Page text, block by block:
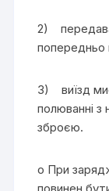
2)
попередньо
3) виїзд
полюванні
зброєю.
o При